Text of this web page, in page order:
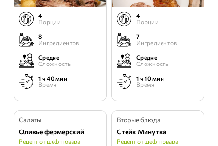
4
Порции
8
Ингредиентов
Средне
Сложность
1 ч 40 мин
Время
4
Порции
7
Ингредиентов
Средне
Сложность
1 ч 10 мин
Время
Салаты
Оливье фермерский
Рецепт от шеф-повара
Вторые блюда
Стейк Минутка
Рецепт от шеф-повара